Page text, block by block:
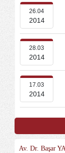
26.04
2014
28.03
2014
17.03
2014
Av. Dr. Başar